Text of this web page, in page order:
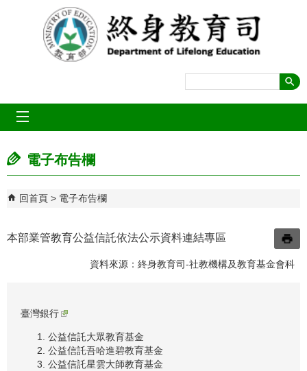
跳到主要內容區塊
電子布告欄
回首頁 電子布告欄
本部業管教育公益信託依法公示資料連結專區
資料來源：終身教育司-社教機構及教育基金會科
臺灣銀行
公益信託大眾教育基金
公益信託吾哈進碧教育基金
公益信託星雲大師教育基金